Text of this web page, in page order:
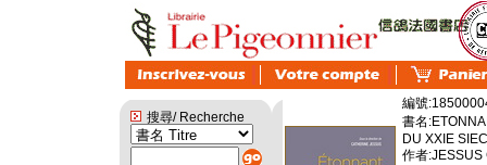
搜尋/ Recherche
編號
書名
DU XXIE
作者:JESSUS